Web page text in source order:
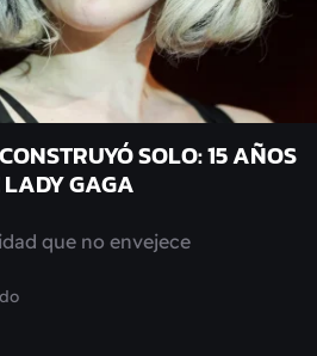
SOLO: 15 AÑOS
LADY GAGA
que no envejece